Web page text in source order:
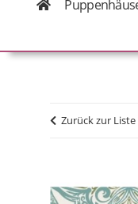
Zurück zur Liste